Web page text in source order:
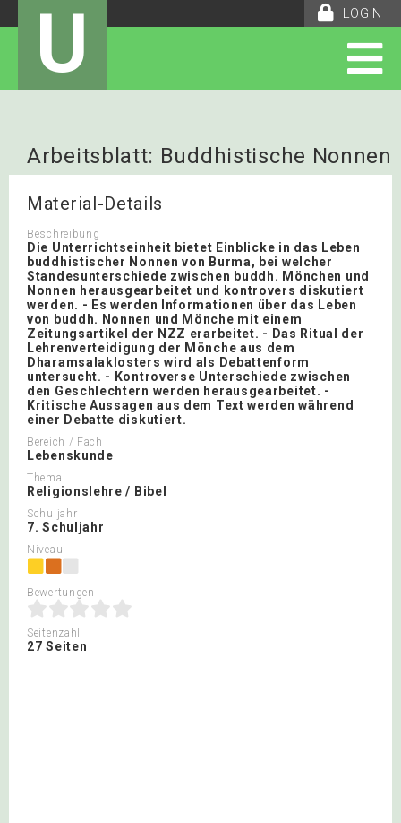
LOGIN
U
Arbeitsblatt: Buddhistische Nonnen
Material-Details
Beschreibung
Die Unterrichtseinheit bietet Einblicke in das Leben
buddhistischer Nonnen von Burma, bei welcher
Standesunterschiede zwischen buddh. Mönchen und
Nonnen herausgearbeitet und kontrovers diskutiert
werden. - Es werden Informationen über das Leben
von buddh. Nonnen und Mönche mit einem
Zeitungsartikel der NZZ erarbeitet. - Das Ritual der
Lehrenverteidigung der Mönche aus dem
Dharamsalaklosters wird als Debattenform
untersucht. - Kontroverse Unterschiede zwischen
den Geschlechtern werden herausgearbeitet. -
Kritische Aussagen aus dem Text werden während
einer Debatte diskutiert.
Bereich / Fach
Lebenskunde
Thema
Religionslehre / Bibel
Schuljahr
7. Schuljahr
Niveau
Bewertungen
Seitenzahl
27 Seiten